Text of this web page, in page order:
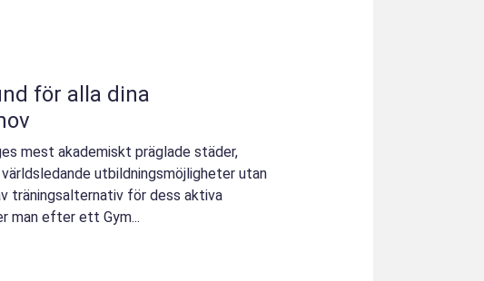
för alla dina
mest akademiskt präglade städer,
utbildningsmöjligheter utan
träningsalternativ för dess aktiva
man efter ett Gym...